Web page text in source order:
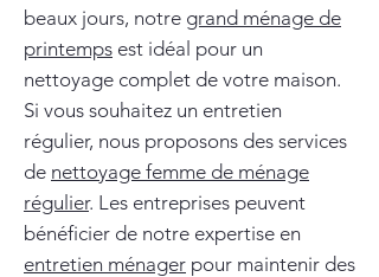
beaux jours, notre grand ménage de
printemps est idéal pour un
nettoyage complet de votre maison.
Si vous souhaitez un entretien
régulier, nous proposons des services
de nettoyage femme de ménage
régulier. Les entreprises peuvent
bénéficier de notre expertise en
entretien ménager pour maintenir des